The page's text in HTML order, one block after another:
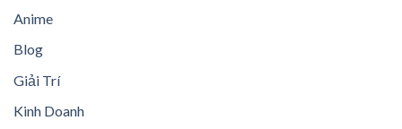
Anime
Blog
Giải Trí
Kinh Doanh